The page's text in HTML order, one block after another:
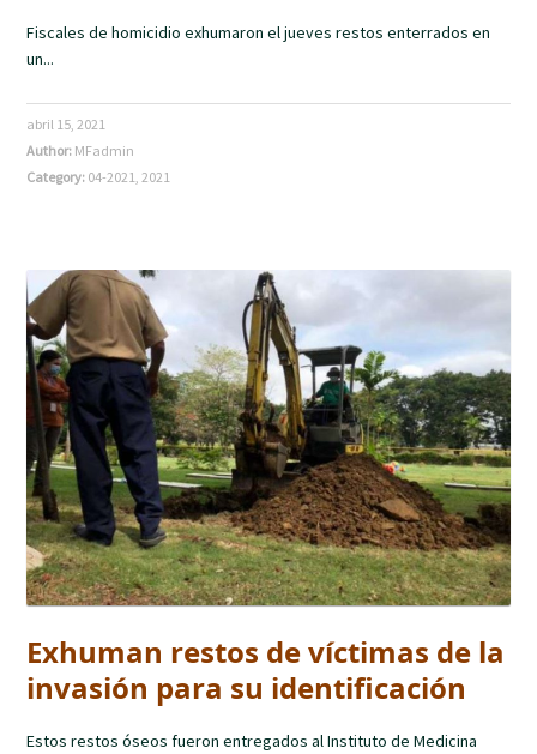
Fiscales de homicidio exhumaron el jueves restos enterrados en
un...
abril 15, 2021
Author: MFadmin
Category: 04-2021 ,2021
Exhuman restos de víctimas de la
invasión para su identificación
Estos restos óseos fueron entregados al Instituto de Medicina